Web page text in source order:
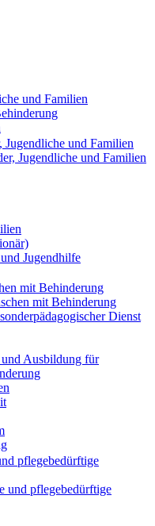
und Familien
und Familien
Jugendliche und Familien
Jugendhilfe
mit Behinderung
mit Behinderung
Dienst
Ausbildung für
pflegebedürftige
und pflegebedürftige